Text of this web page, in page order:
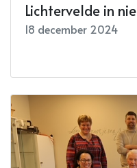
Lichtervelde in
18 december 2024